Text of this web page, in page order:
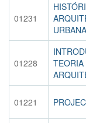
01231
URBANA
01228
TEORIA
01221